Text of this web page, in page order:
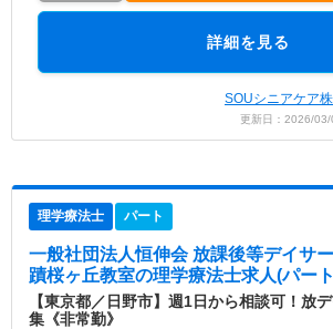
詳細を見る
SOUシニアケア
更新日：2026/
理学療法士 パート
一般社団法人恒伸会 放課後等デイサ
蹟桜ヶ丘教室の理学療法士求人(パー
【東京都／日野市】週1日から相談可！放
集《非常勤》